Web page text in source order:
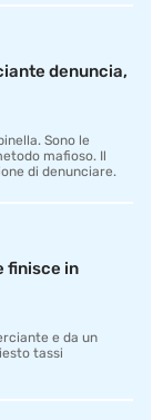
denuncia,
Sono le
mafioso. Il
di denunciare.
finisce in
e da un
tassi